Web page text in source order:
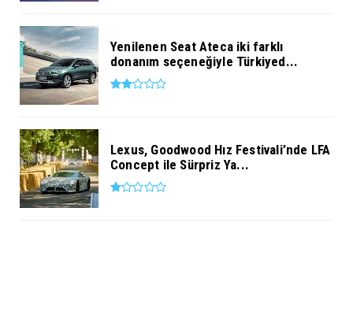
Yenilenen Seat Ateca iki farklı
donanım seçeneğiyle Türkiyed...
Lexus, Goodwood Hız Festivali’nde LFA
Concept ile Sürpriz Ya...